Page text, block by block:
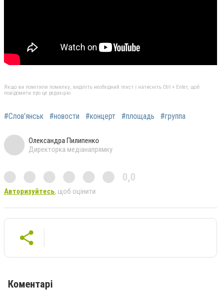
Якщо ви помітили помилку, виділіть необхідний текст і натисніть Ctrl + Enter, щоб
повідомити про це редакцію
#Слов’янськ #новости #концерт #площадь #группа
Олександра Пилипенко
Директорка медіанапрямку
0,0
Авторизуйтесь, щоб оцінити
Коментарі